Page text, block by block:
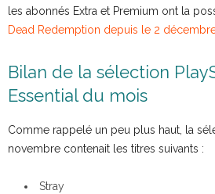
les abonnés Extra et Premium ont la
Dead Redemption depuis le 2
Bilan de la sélection
Essential du mois
Comme rappelé un peu plus haut, la
novembre contenait les titres suivants :
Stray